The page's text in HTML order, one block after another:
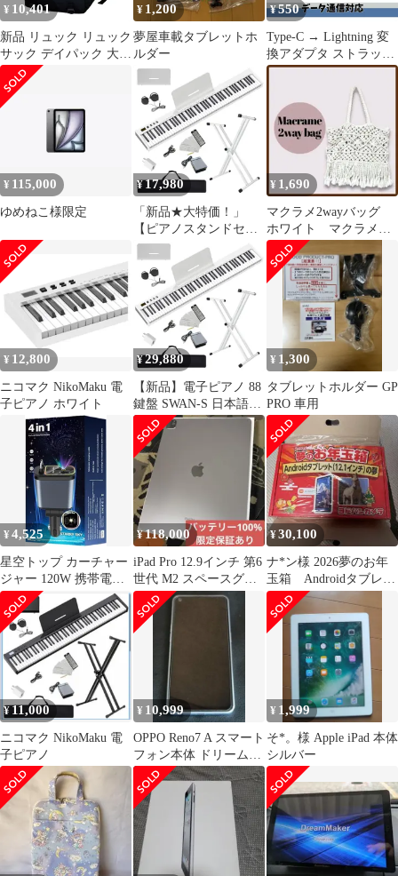
¥ 10,401
新品 リュック リュック
サック デイパック 大容
量 アヴェンチュラRSP-
30661 ブラック
¥ 1,200
夢屋車載タブレットホ
ルダー
¥550
Type-C → Lightning 変
換アダプタ ストラップ
付き 急速充電 データ通
¥ 115,000
ゆめねこ様限定
¥17,980
「新品★大特価！」
【ピアノスタンドセッ
ト】ニコマク NikoMaku
電子ピアノ 88鍵盤
SWAN-S 日本語表記
MIDI対応 コンパクト
軽量 日本語説明書付き
¥ 1,690
マクラメ2wayバッグ
ホワイト マクラメ編
み インテリア ナチ
ュラル
¥ 12,800
ニコマク NikoMaku 電
子ピアノ ホワイト
¥29,880
【新品】電子ピアノ 88
鍵盤 SWAN-S 日本語表
記 MIDI対応 コンパク
ト 軽量 スリムデザイン
充電型 初心者 スタンド
ソフトケース ペダル 練
習用イヤホン 鍵盤シー
ル 日本語説明書付き 白
bff1c05d
¥ 1,300
タブレットホルダー GP
PRO 車用
¥4,525
星空トップ カーチャー
ジャー 120W 携帯電話
超高速充電 引き込み式
ケーブル ワンドラッグ
4台用USBシガーライタ
ー USB C カーチャージ
ャー(A Model,240W)
¥118,000
iPad Pro 12.9インチ 第6
世代 M2 スペースグレ
ー おまけ付き♪
¥30,100
ナ*ン様 2026夢のお年
玉箱 Androidタブレッ
ト 12.1インチ ヨド
バ
¥11,000
ニコマク NikoMaku 電
子ピアノ
¥ 10,999
OPPO Reno7 A スマート
フォン本体 ドリームブ
ルー CPH2353
¥ 1,999
そ*。様 Apple iPad 本体
シルバー